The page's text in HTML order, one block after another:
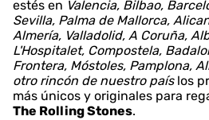
estés en Valencia, Bilbao,
Sevilla, Palma de Mallorca,
Almería, Valladolid, A Coruña,
L'Hospitalet, Compostela,
Frontera, Móstoles, Pamplona,
otro rincón de nuestro paíslos
más únicos y originales para
The Rolling Stones.